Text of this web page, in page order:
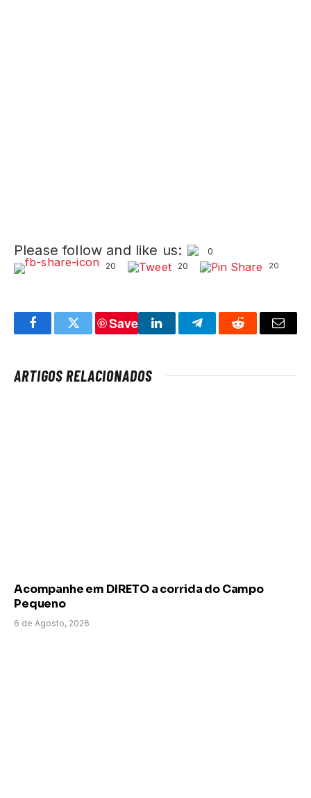
Please follow and like us:
0
20
20 20
FacebookTwitter
Save
LinkedInTelegramReddit Email
ARTIGOS RELACIONADOS
Acompanhe em DIRETO a corrida do Campo
Pequeno
6 de Agosto, 2026